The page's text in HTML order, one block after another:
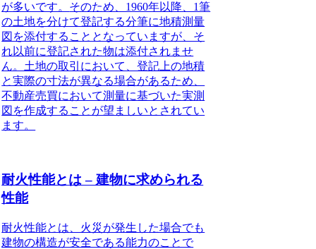
が多いです。 そのため、1960年以降、1筆
の土地を分けて登記する分筆に地積測量
図を添付することとなっていますが、そ
れ以前に登記された物は添付されませ
ん。土地の取引において、登記上の地積
と実際の寸法が異なる場合があるため、
不動産売買において測量に基づいた実測
図を作成することが望ましいとされてい
ます。
耐火性能とは – 建物に求められる
性能
耐火性能とは 、火災が発生した場合でも
建物の構造が安全である能力のことで